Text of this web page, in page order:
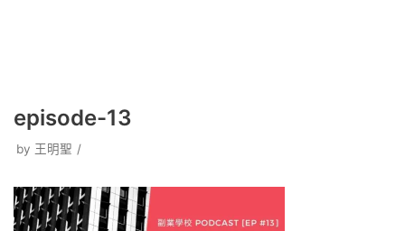
episode-13
by 王明聖